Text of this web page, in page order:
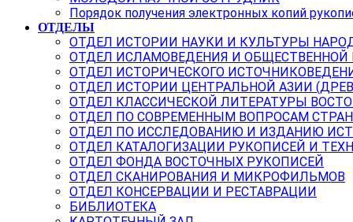
Порядок получения электронных копий
ОТДЕЛЫ
ОТДЕЛ ИСТОРИИ НАУКИ И КУЛЬТУРЫ
ОТДЕЛ ИСЛАМОВЕДЕНИЯ И
ОТДЕЛ ИСТОРИЧЕСКОГО
ОТДЕЛ ИСТОРИИ ЦЕНТРАЛЬНОЙ АЗИИ
ОТДЕЛ КЛАССИЧЕСКОЙ ЛИТЕРАТУРЫ
ОТДЕЛ ПО СОВРЕМЕННЫМ ВОПРОСАМ
ОТДЕЛ ПО ИССЛЕДОВАНИЮ И ИЗДАНИЮ
ОТДЕЛ КАТАЛОГИЗАЦИИ РУКОПИСЕЙ И
ОТДЕЛ ФОНДА ВОСТОЧНЫХ РУКОПИСЕЙ
ОТДЕЛ СКАНИРОВАНИЯ И МИКРОФИЛЬМОВ
ОТДЕЛ КОНСЕРВАЦИИ И РЕСТАВРАЦИИ
БИБЛИОТЕКА